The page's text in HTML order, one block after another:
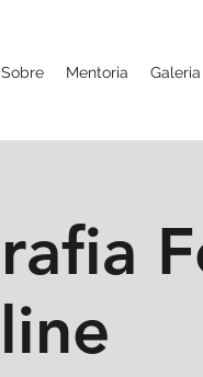
Sobre Mentoria Galeria